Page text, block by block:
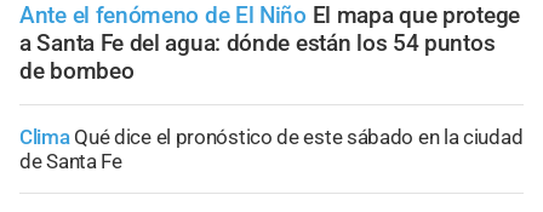
Ante el fenómeno de El Niño El mapa que protege
a Santa Fe del agua: dónde están los 54 puntos
de bombeo
Clima Qué dice el pronóstico de este sábado en la ciudad
de Santa Fe